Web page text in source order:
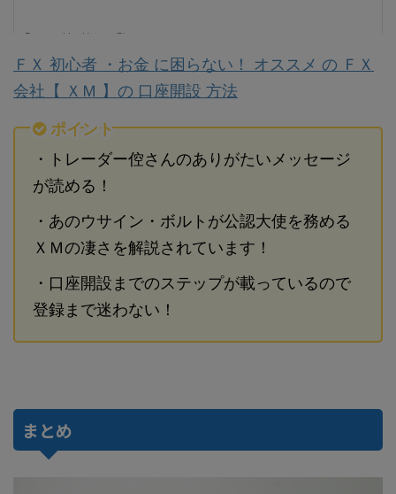
ＦＸ 初心者 ・お金 に困らない！ オススメ の ＦＸ
会社【 ＸＭ 】の 口座開設 方法
ポイント
・トレーダー倥さんのありがたいメッセージ
が読める！
・あのウサイン・ボルトが公認大使を務める
ＸＭの凄さを解説されています！
・口座開設までのステップが載っているので
登録まで迷わない！
まとめ